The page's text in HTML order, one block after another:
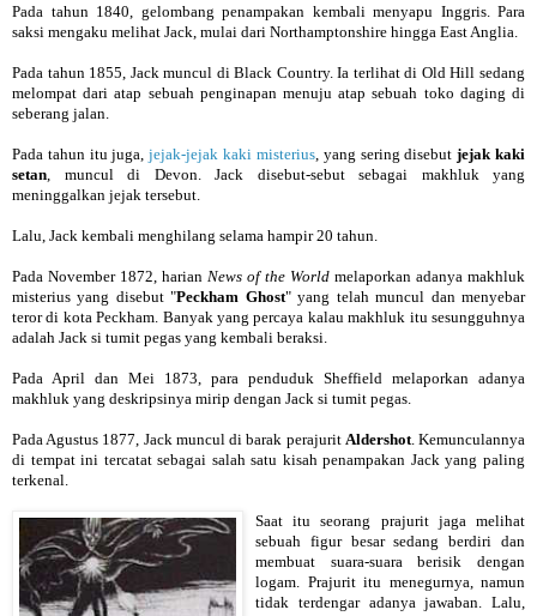
Pada tahun 1840, gelombang penampakan kembali menyapu Inggris. Para
saksi mengaku melihat Jack, mulai dari Northamptonshire hingga East Anglia.
Pada tahun 1855, Jack muncul di Black Country. Ia terlihat di Old Hill sedang
melompat dari atap sebuah penginapan menuju atap sebuah toko daging di
seberang jalan.
Pada tahun itu juga,jejak-jejak kaki misterius, yang sering disebutjejak kaki
setan , muncul di Devon. Jack disebut-sebut sebagai makhluk yang
meninggalkan jejak tersebut.
Lalu, Jack kembali menghilang selama hampir 20 tahun.
Pada November 1872, harian News of the World melaporkan adanya makhluk
misterius yang disebut "Peckham Ghost" yang telah muncul dan menyebar
teror di kota Peckham. Banyak yang percaya kalau makhluk itu sesungguhnya
adalah Jack si tumit pegas yang kembali beraksi.
Pada April dan Mei 1873, para penduduk Sheffield melaporkan adanya
makhluk yang deskripsinya mirip dengan Jack si tumit pegas.
Pada Agustus 1877, Jack muncul di barak perajurit Aldershot. Kemunculannya
di tempat ini tercatat sebagai salah satu kisah penampakan Jack yang paling
terkenal.
Saat itu seorang prajurit jaga melihat
sebuah figur besar sedang berdiri dan
membuat suara-suara berisik dengan
logam. Prajurit itu menegurnya, namun
tidak terdengar adanya jawaban. Lalu,